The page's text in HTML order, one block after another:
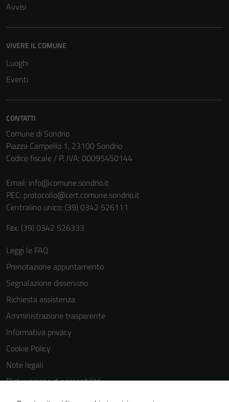
Avvisi
VIVERE IL COMUNE
Luoghi
Eventi
CONTATTI
Comune di Sondrio
Piazza Campello 1, 23100 Sondrio
Codice fiscale / P. IVA: 00095450144
Email: info@comune.sondrio.it
PEC: protocollo@cert.comune.sondrio.it
Centralino unico: (39) 0342 526111
Fax: (39) 0342 526333
Leggi le FAQ
Prenotazione appuntamento
Segnalazione disservizio
Richiesta assistenza
Amministrazione trasparente
Informativa privacy
Cookie Policy
Note legali
Dichiarazione di accessibilità
Dichiarazione di accessibilità Servizi
Questi cookie
funzionamento